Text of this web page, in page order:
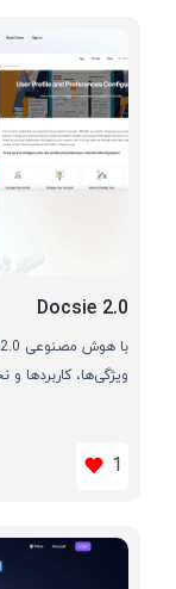
Docsie 2.0
ویژگی‌ها، کاربردها و
1